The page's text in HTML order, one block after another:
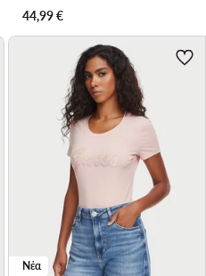
44,99€
Νέα